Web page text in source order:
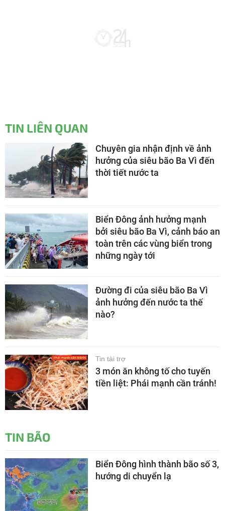
TIN LIÊN QUAN
Chuyên gia nhận định về ảnh
hưởng của siêu bão Ba Vì đến
thời tiết nước ta
Biển Đông ảnh hưởng mạnh
bởi siêu bão Ba Vì, cảnh báo an
toàn trên các vùng biển trong
những ngày tới
Đường đi của siêu bão Ba Vì
ảnh hưởng đến nước ta thế
nào?
Tin tài trợ
3 món ăn không tố cho tuyến
tiền liệt: Phái mạnh cần tránh!
TIN BÃO
Biển Đông hình thành bão số 3,
hướng di chuyển lạ